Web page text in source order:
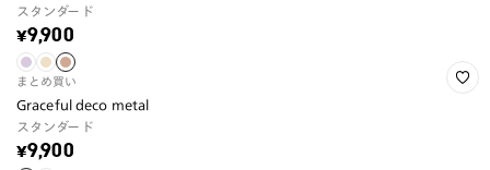
スタンダード
¥9,900
まとめ買い
Graceful deco metal
スタンダード
¥9,900